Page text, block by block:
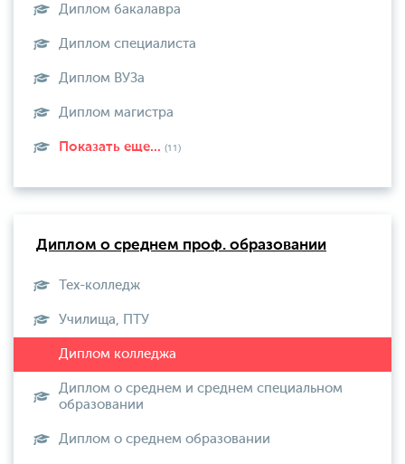
Диплом бакалавра
Диплом специалиста
Диплом ВУЗа
Диплом магистра
Показать еще... (11)
Диплом о среднем проф. образовании
Тех-колледж
Училища, ПТУ
Диплом о среднем и среднем специальном
образовании
Диплом о среднем образовании